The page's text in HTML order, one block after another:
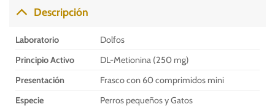
en
Descripción
Laboratorio
Dolfos
Principio Activo
DL-Metionina (250 mg)
Presentación
Frasco con 60 comprimidos mini
Especie
Perros pequeños y Gatos